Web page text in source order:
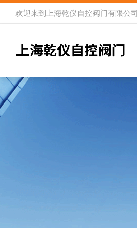
欢迎来到 上海乾仪自控阀门有限公司